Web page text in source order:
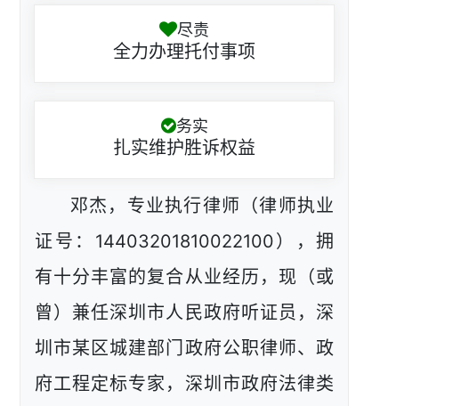
尽责
全力办理托付事项
务实
扎实维护胜诉权益
邓杰，专业执行律师（律师执业
证号：14403201810022100），拥
有十分丰富的复合从业经历，现（或
曾）兼任深圳市人民政府听证员，深
圳市某区城建部门政府公职律师、政
府工程定标专家，深圳市政府法律类